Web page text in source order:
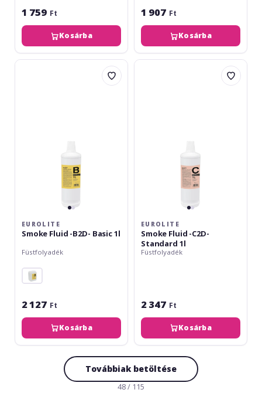
1 759 Ft
Kosárba
1 907 Ft
Kosárba
Eurolite
EUROLITE
Smoke Fluid -B2D- Basic 1l
Füstfolyadék
2 127 Ft
Kosárba
Eurolite
EUROLITE
Smoke Fluid -C2D-
Standard 1l
Füstfolyadék
2 347 Ft
Kosárba
Továbbiak betöltése
48 / 115